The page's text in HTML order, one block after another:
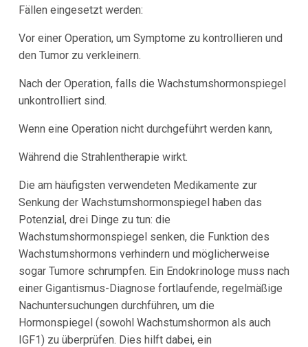
Fällen eingesetzt werden:
Vor einer Operation, um Symptome zu kontrollieren und
den Tumor zu verkleinern.
Nach der Operation, falls die Wachstumshormonspiegel
unkontrolliert sind.
Wenn eine Operation nicht durchgeführt werden kann,
Während die Strahlentherapie wirkt.
Die am häufigsten verwendeten Medikamente zur
Senkung der Wachstumshormonspiegel haben das
Potenzial, drei Dinge zu tun: die
Wachstumshormonspiegel senken, die Funktion des
Wachstumshormons verhindern und möglicherweise
sogar Tumore schrumpfen. Ein Endokrinologe muss nach
einer Gigantismus-Diagnose fortlaufende, regelmäßige
Nachuntersuchungen durchführen, um die
Hormonspiegel (sowohl Wachstumshormon als auch
IGF1) zu überprüfen. Dies hilft dabei, ein